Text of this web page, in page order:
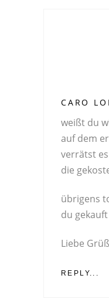
CARO
weißt du
auf dem
verrätst
die
übrigens
du
Liebe
REPLY...